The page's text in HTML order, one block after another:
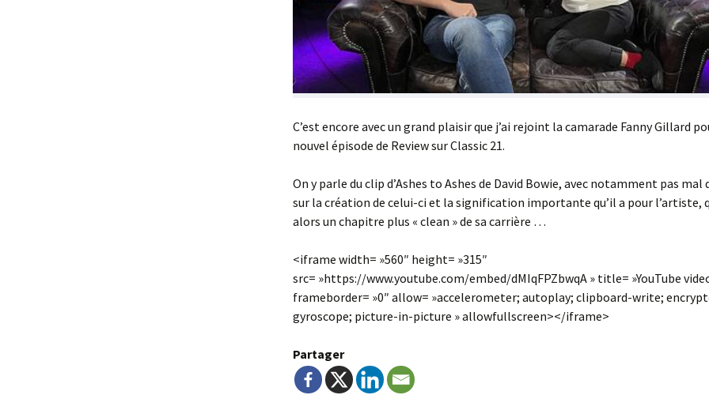
C’est encore avec un grand plaisir que j’ai rejoint la camarade Fanny Gillard
nouvel épisode de Review sur Classic 21.
On y parle du clip d’Ashes to Ashes de David Bowie, avec notamment pas mal
sur la création de celui-ci et la signification importante qu’il a pour l’artiste,
alors un chapitre plus « clean » de sa carrière …
<iframe width= »560″ height= »315″
src= »https://www.youtube.com/embed/dMIqFPZbwqA » title= »YouTube
frameborder= »0″ allow= »accelerometer; autoplay; clipboard-write;
gyroscope; picture-in-picture » allowfullscreen></iframe>
Partager